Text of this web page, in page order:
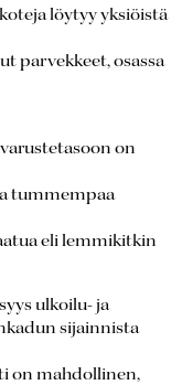
löytyy yksiöistä
parvekkeet, osassa
on
tummempaa
eli lemmikitkin
ulkoilu- ja
sijainnista
on mahdollinen,